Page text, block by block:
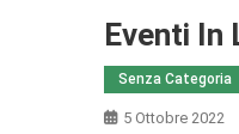
Eventi In
Senza Categoria
5 Ottobre 2022